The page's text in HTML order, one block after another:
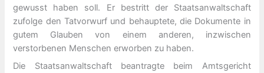
gewusst haben soll. Er bestritt der Staatsanwaltschaft
zufolge den Tatvorwurf und behauptete, die Dokumente in
gutem Glauben von einem anderen, inzwischen
verstorbenen Menschen erworben zu haben.
Die Staatsanwaltschaft beantragte beim Amtsgericht